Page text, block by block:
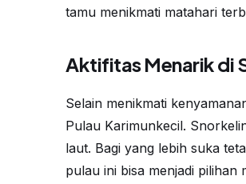
tamu menikmati matahari
Aktifitas Menarik di
Selain menikmati
Pulau Karimunkecil.
laut. Bagi yang lebih suka
pulau ini bisa menjadi